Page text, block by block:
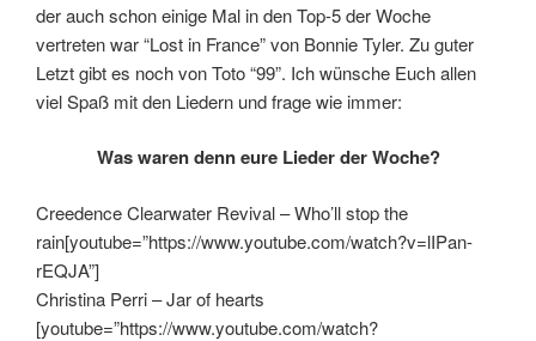
der auch schon einige Mal in den Top-5 der Woche
vertreten war “Lost in France” von Bonnie Tyler. Zu guter
Letzt gibt es noch von Toto “99”. Ich wünsche Euch allen
viel Spaß mit den Liedern und frage wie immer:
Was waren denn eure Lieder der Woche?
Creedence Clearwater Revival – Who’ll stop the
rain[youtube=”https://www.youtube.com/watch?v=lIPan-
rEQJA”]
Christina Perri – Jar of hearts
[youtube=”https://www.youtube.com/watch?